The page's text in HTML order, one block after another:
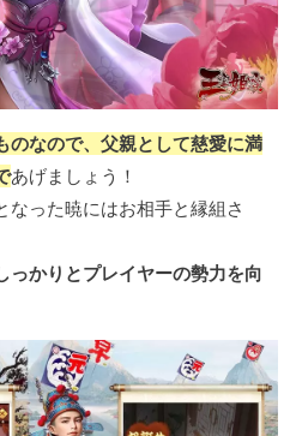
のなので、父親として慈愛に満
あげましょう！
なった暁にはお相手と縁組さ
っかりとプレイヤーの勢力を向